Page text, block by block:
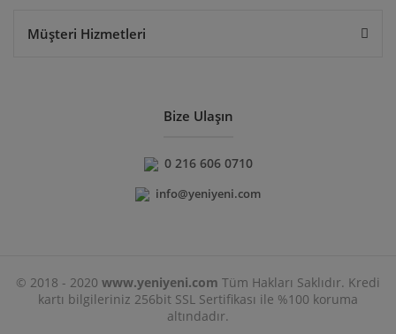
Müşteri Hizmetleri
Bize Ulaşın
0 216 606 0710
info@yeniyeni.com
© 2018 - 2020 www.yeniyeni.com Tüm Hakları Saklıdır. Kredi
kartı bilgileriniz 256bit SSL Sertifikası ile %100 koruma
altındadır.